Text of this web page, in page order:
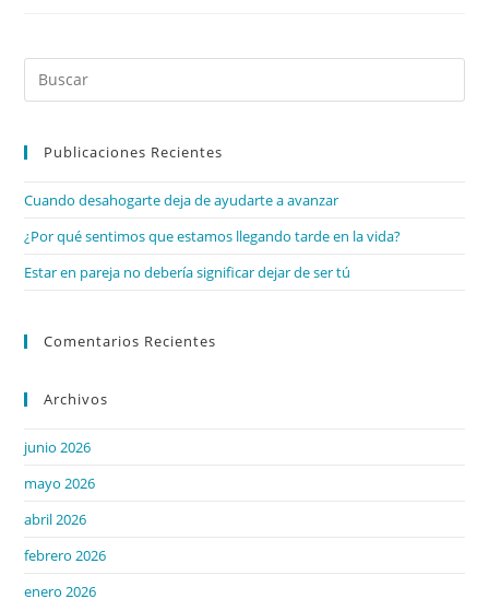
Publicaciones Recientes
Cuando desahogarte deja de ayudarte a avanzar
¿Por qué sentimos que estamos llegando tarde en la vida?
Estar en pareja no debería significar dejar de ser tú
Comentarios Recientes
Archivos
junio 2026
mayo 2026
abril 2026
febrero 2026
enero 2026